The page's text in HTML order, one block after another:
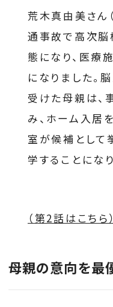
荒木真由美さん
通事故で高次脳
態になり、医療
になりました。
受けた母親は、
み、ホーム入居
室が候補として
学することにな
（第2話はこちら）
母親の意向を最